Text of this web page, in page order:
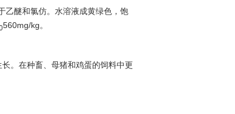
乙醚和氯仿。水溶液成黄绿色，饱
560mg/kg。
。在种畜、母猪和鸡蛋的饲料中更